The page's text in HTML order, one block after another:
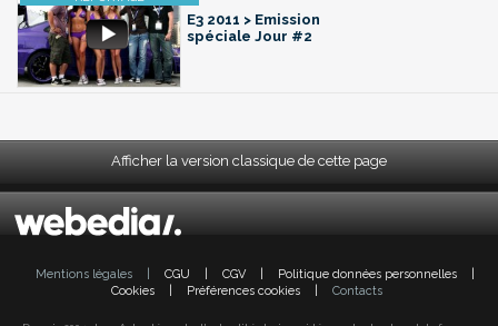
E3 2011 > Emission
spéciale Jour #2
Afficher la version classique de cette page
Mentions légales CGU CGV Politique données personnelles
Cookies
Préférences cookies Contacts